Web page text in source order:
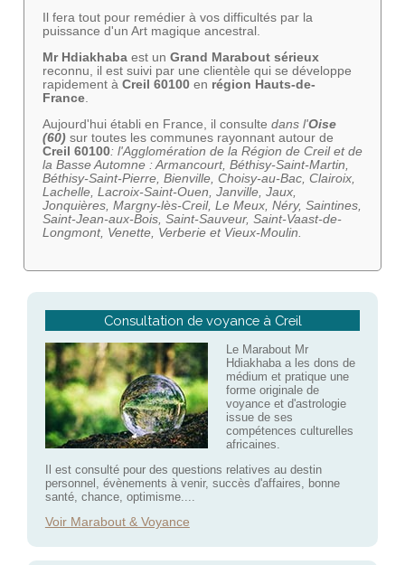
Il fera tout pour remédier à vos difficultés par la
puissance d'un Art magique ancestral.
Mr Hdiakhaba est un Grand Marabout sérieux
reconnu, il est suivi par une clientèle qui se développe
rapidement à Creil 60100en région Hauts-de-
France.
Aujourd'hui établi en France, il consulte dans l'Oise
(60) sur toutes les communes rayonnant autour de
Creil 60100: l'Agglomération de la Région de Creil et de
la Basse Automne : Armancourt, Béthisy-Saint-Martin,
Béthisy-Saint-Pierre, Bienville, Choisy-au-Bac, Clairoix,
Lachelle, Lacroix-Saint-Ouen, Janville, Jaux,
Jonquières, Margny-lès-Creil, Le Meux, Néry, Saintines,
Saint-Jean-aux-Bois, Saint-Sauveur, Saint-Vaast-de-
Longmont, Venette, Verberie et Vieux-Moulin.
Consultation de voyance à Creil
Le Marabout Mr
Hdiakhaba a les dons de
médium et pratique une
forme originale de
voyance et d'astrologie
issue de ses
compétences culturelles
africaines.
Il est consulté pour des questions relatives au destin
personnel, évènements à venir, succès d'affaires, bonne
santé, chance, optimisme....
Voir Marabout & Voyance